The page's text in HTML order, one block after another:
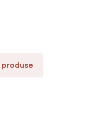
produse